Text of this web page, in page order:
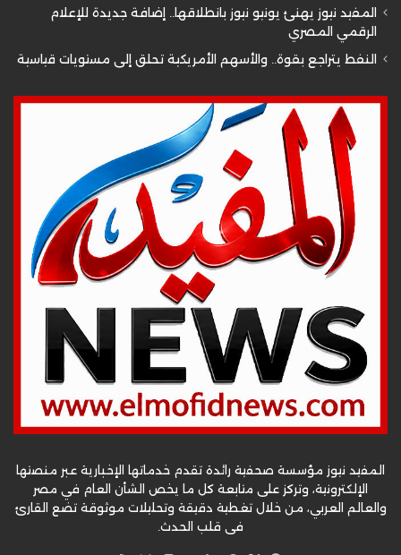
المفيد نيوز يهنئ يونيو نيوز بانطلاقها.. إضافة جديدة للإعلام
الرقمي المصري
النفط يتراجع بقوة.. والأسهم الأمريكية تحلق إلى مستويات قياسية
المفيد نيوز مؤسسة صحفية رائدة تقدم خدماتها الإخبارية عبر منصتها
الإلكترونية، وتركز على متابعة كل ما يخص الشأن العام في مصر
والعالم العربي، من خلال تغطية دقيقة وتحليلات موثوقة تضع القارئ
في قلب الحدث.